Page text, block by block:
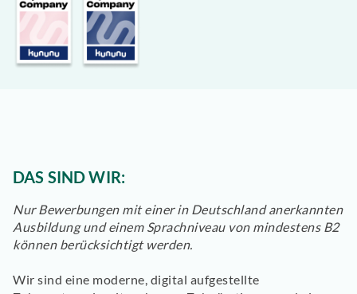
DAS SIND WIR:
Nur Bewerbungen mit einer in Deutschland anerkannten
Ausbildung und einem Sprachniveau von mindestens B2
können berücksichtigt werden.
Wir sind eine moderne, digital aufgestellte